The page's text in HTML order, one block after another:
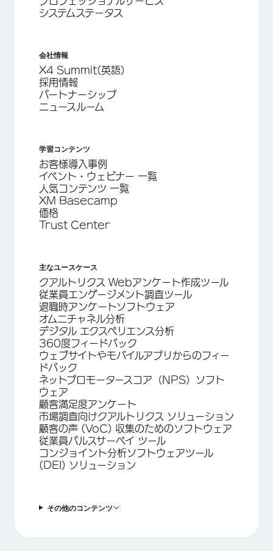
システムステータス
会社情報
X4 Summit(英語)
採用情報
パートナーシップ
ニュースルーム
学習コンテンツ
お客様導入事例
イベント・ウェビナー 一覧
人気コンテンツ 一覧
XM Basecamp
価格
Trust Center
主なユースケース
クアルトリクス Webアンケート作成ツール
従業員エンゲージメント調査ツール
退職時アンケートソフトウェア
オムニチャネル分析
デジタル エクスペリエンス分析
360度フィードバック
ウェブサイトやモバイルアプリからのフィー
ドバック
ネットプロモータースコア（NPS）ソフト
ウェア
顧客満足度アンケート
市場調査向けクアルトリクス ソリューション
顧客の声 (VoC) 収集のためのソフトウェア
従業員パルスサーベイ ツール
コンジョイント分析ソフトウェアツール
(DEI) ソリューション
その他のコンテンツ